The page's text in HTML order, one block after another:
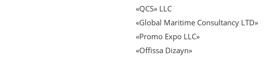
«QCS» LLC
«Global Maritime Consultancy LTD»
«Promo Expo LLC»
«Offissa Dizayn»